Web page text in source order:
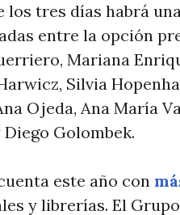
los tres días habrá
entre la opción
Mariana
Silvia
Ojeda, Ana María
Diego Golombek.
este año con
y librerías. El